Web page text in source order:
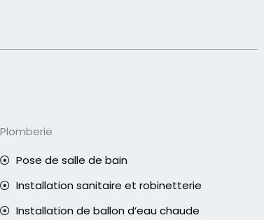
Plomberie
Pose de salle de bain
Installation sanitaire et robinetterie
Installation de ballon d’eau chaude